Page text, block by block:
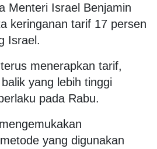
Menteri Israel Benjamin
keringanan tarif 17 persen
Israel.
menerapkan tarif,
yang lebih tinggi
pada Rabu.
yang digunakan